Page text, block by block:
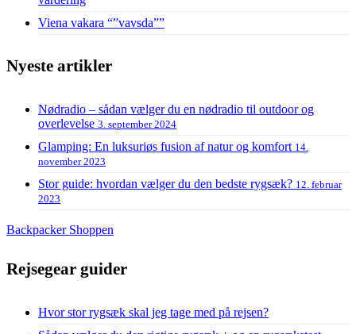
Viena vakara “”vavsda””
Nyeste artikler
Nødradio – sådan vælger du en nødradio til outdoor og
overlevelse 3. september 2024
Glamping: En luksuriøs fusion af natur og komfort 14.
november 2023
Stor guide: hvordan vælger du den bedste rygsæk? 12. februar
2023
Backpacker Shoppen
Rejsegear guider
Hvor stor rygsæk skal jeg tage med på rejsen?